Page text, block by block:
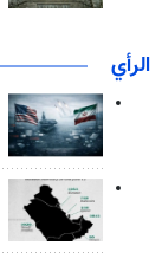
الرأي